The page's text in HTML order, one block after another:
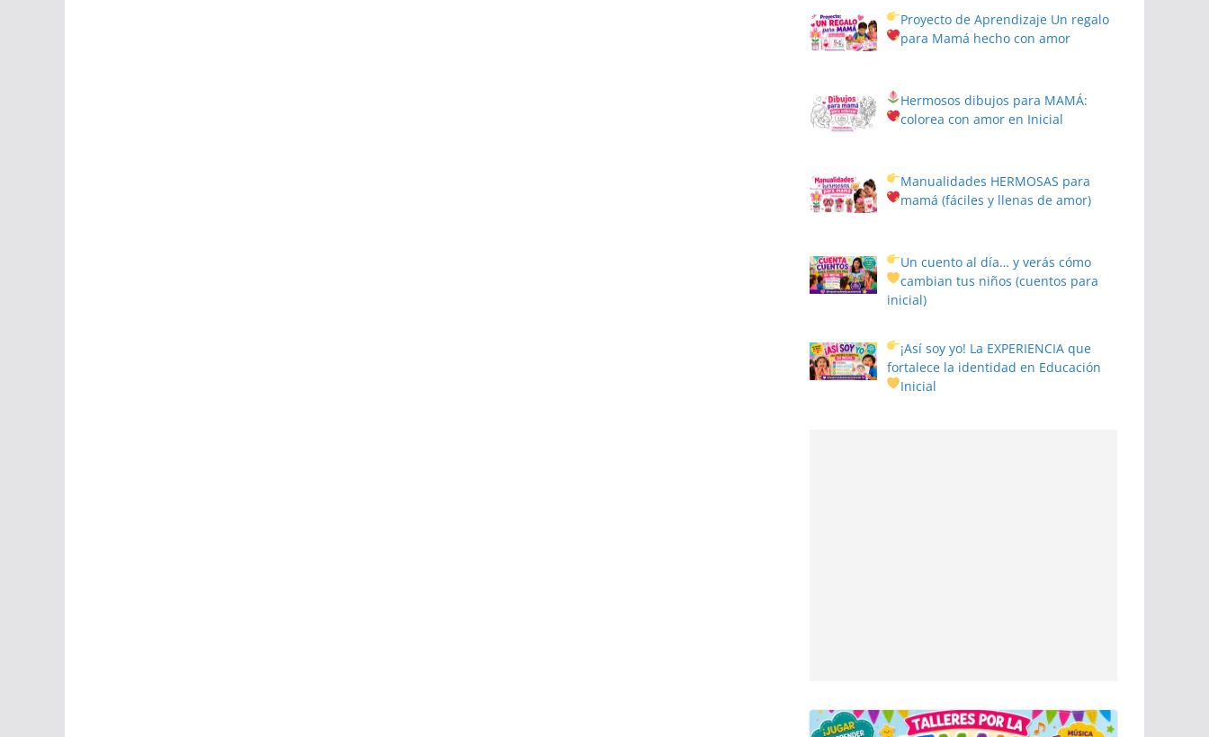
Proyecto de Aprendizaje Un regalo
para Mamá hecho con amor
Hermosos dibujos para MAMÁ:
colorea con amor en Inicial
Manualidades HERMOSAS para
mamá (fáciles y llenas de amor)
Un cuento al día… y verás cómo
cambian tus niños(cuentos para
inicial)
¡Así soy yo! La EXPERIENCIA que
fortalece la identidad en Educación
Inicial